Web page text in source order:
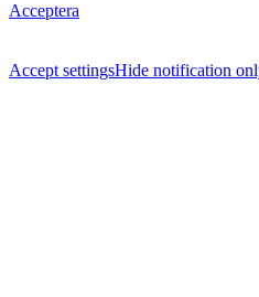
Acceptera
Accept settingsHide notification